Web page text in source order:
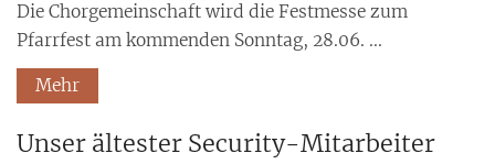
Die Chorgemeinschaft wird die Festmesse zum
Pfarrfest am kommenden Sonntag, 28.06. ...
Mehr
Unser ältester Security-Mitarbeiter